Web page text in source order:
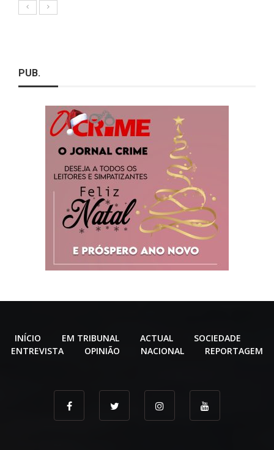
PUB.
INÍCIO EM TRIBUNAL ACTUAL
SOCIEDADE
ENTREVISTA
OPINIÃO NACIONAL REPORTAGEM